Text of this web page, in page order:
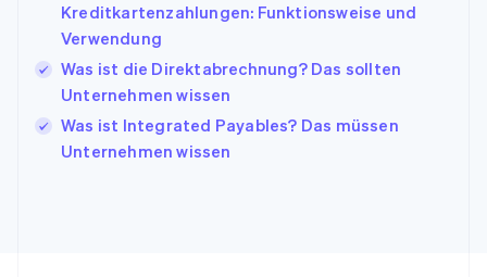
Kreditkartenzahlungen: Funktionsweise und
Verwendung
Was ist die Direktabrechnung? Das sollten
Unternehmen wissen
Was ist Integrated Payables? Das müssen
Unternehmen wissen
EnglishFrançais
Kroatien
EnglishItaliano
Lettland
Liechtenstein
DeutschEnglish